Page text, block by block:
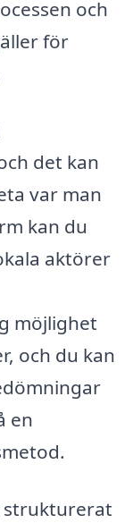
och
för
det kan
var man
kan du
aktörer
möjlighet
och du kan
en
strukturerat